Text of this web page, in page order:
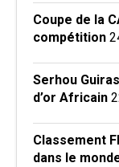
Coupe de la
compétition
Serhou
d’or Africain
Classement
dans le